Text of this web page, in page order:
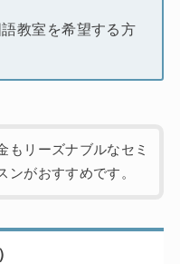
教室を希望する方
もリーズナブルなセミ
ンがおすすめです。